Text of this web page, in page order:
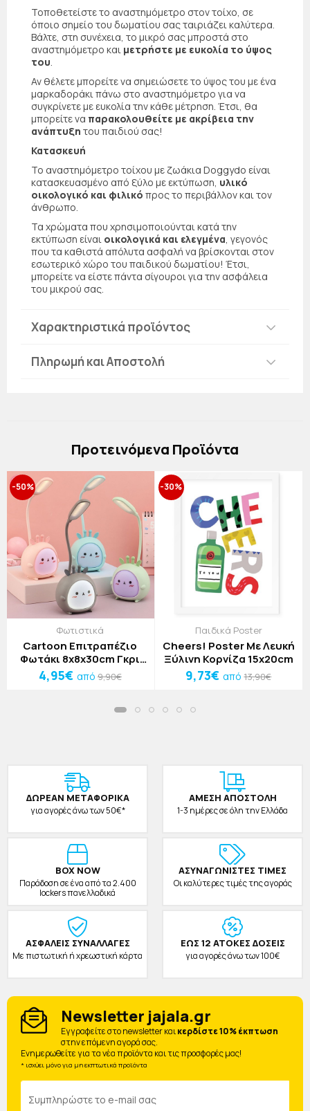
Τοποθετείστε το αναστημόμετρο στον τοίχο, σε
όποιο σημείο του δωματίου σας ταιριάζει καλύτερα.
Βάλτε, στη συνέχεια, το μικρό σας μπροστά στο
αναστημόμετρο και μετρήστε με ευκολία το ύψος
του
Αν θέλετε μπορείτε να σημειώσετε το ύψος του με ένα
μαρκαδοράκι πάνω στο αναστημόμετρο για να
συγκρίνετε με ευκολία την κάθε μέτρηση. Έτσι, θα
μπορείτε να παρακολουθείτε με ακρίβεια την
ανάπτυξη του παιδιού σας!
Κατασκευή
Το αναστημόμετρο τοίχου με ζωάκια Doggydo είναι
κατασκευασμένο από ξύλο με εκτύπωση, υλικό
οικολογικό και φιλικό προς το περιβάλλον και τον
άνθρωπο.
Τα χρώματα που χρησιμοποιούνται κατά την
εκτύπωση είναι οικολογικά και ελεγμένα , γεγονός
που τα καθιστά απόλυτα ασφαλή να βρίσκονται στον
εσωτερικό χώρο του παιδικού δωματίου! Έτσι,
μπορείτε να είστε πάντα σίγουροι για την ασφάλεια
του μικρού σας.
Χαρακτηριστικά προϊόντος
Πληρωμή και Αποστολή
Πρoτεινόμενα Προϊόντα
-50%
Φωτιστικά
Cartoon Επιτραπέζιο
Φωτάκι 8x8x30cm Γκρι
Κουνέλι
4,95€ από 9,90€
-30%
Παιδικά Poster
Cheers! Poster Με Λευκή
Ξύλινη Κορνίζα 15x20cm
9,73€ από13,90€
ΔΩΡΕAΝ ΜΕΤΑΦΟΡΙΚΑ
για αγορές άνω των 50€*
ΑΜΕΣΗ ΑΠΟΣΤΟΛΗ
1-3 ημέρες σε όλη την Ελλάδα
BOX NOW
Παράδοση σε ένα από τα 2.400
lockers πανελλαδικά
ΑΣΥΝΑΓΩΝΙΣΤΕΣ ΤΙΜΕΣ
Οι καλύτερες τιμές της αγοράς
ΑΣΦΑΛΕΙΣ ΣΥΝΑΛΛΑΓΕΣ
Με πιστωτική ή χρεωστική κάρτα
ΕΩΣ 12 ΑΤΟΚΕΣ ΔΟΣΕΙΣ
για αγορές άνω των 100€
Newsletter jajala.gr
Eγγραφείτε στο newsletter καικερδίστε 10% έκπτωση
στην επόμενη αγορά σας.
Ενημερωθείτε για τα νέα προϊόντα και τις προσφορές μας!
* ισχύει μόνο για μη εκπτωτικά προϊόντα